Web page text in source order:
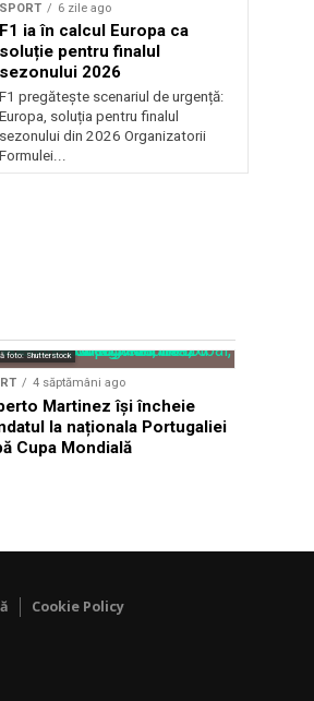
SPORT 6 zile ago
F1 ia în calcul Europa ca
soluție pentru finalul
sezonului 2026
F1 pregătește scenariul de urgență:
Europa, soluția pentru finalul
sezonului din 2026 Organizatorii
Formulei...
foto: Shutterstock
4 săptămâni ago
Martinez își încheie
la naționala Portugaliei
Cupa Mondială
Cookie Policy